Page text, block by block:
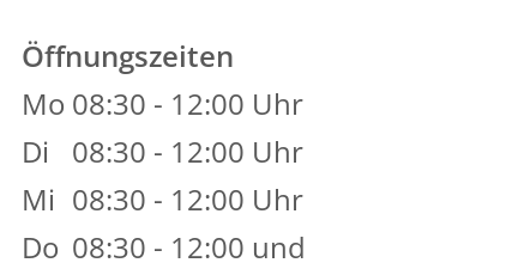
Öffnungszeiten
Mo 08:30 - 12:00 Uhr
Di
08:30 - 12:00 Uhr
Mi 08:30 - 12:00 Uhr
Do 08:30 - 12:00 und